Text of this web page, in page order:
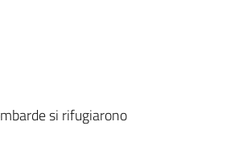
si rifugiarono